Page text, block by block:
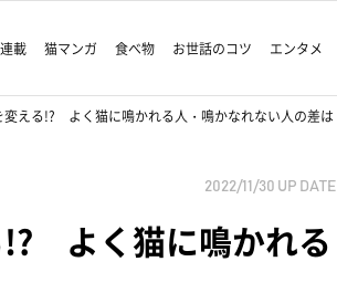
連載 猫マンガ 食べ物 お世話のコツ エンタメ
変える!? よく猫に鳴かれる人・鳴かなれない人の差は
2022/11/30 UP DATE
!? よく猫に鳴かれる